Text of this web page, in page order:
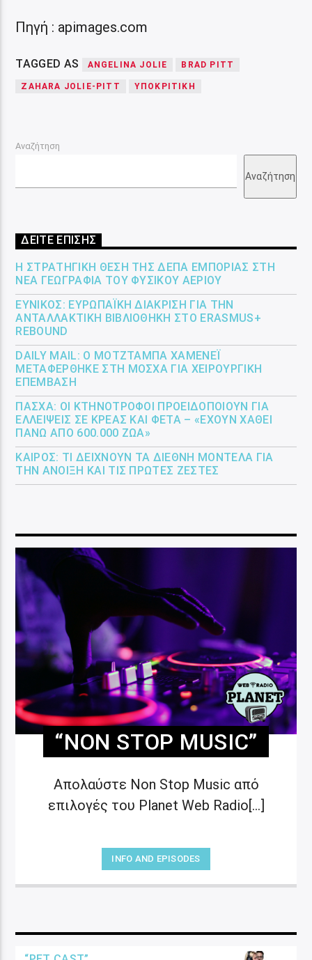
Πηγή : apimages.com
TAGGED AS ANGELINA JOLIE BRAD PITT
ZAHARA JOLIE-PITT ΥΠΟΚΡΙΤΙΚΉ
Αναζήτηση
Αναζήτηση
ΔΕΙΤΕ ΕΠΙΣΗΣ
Η ΣΤΡΑΤΗΓΙΚΉ ΘΈΣΗ ΤΗΣ ΔΕΠΑ ΕΜΠΟΡΊΑΣ ΣΤΗ
ΝΈΑ ΓΕΩΓΡΑΦΊΑ ΤΟΥ ΦΥΣΙΚΟΎ ΑΕΡΊΟΥ
ΕΎΝΙΚΟΣ: ΕΥΡΩΠΑΪΚΉ ΔΙΆΚΡΙΣΗ ΓΙΑ ΤΗΝ
ΑΝΤΑΛΛΑΚΤΙΚΉ ΒΙΒΛΙΟΘΉΚΗ ΣΤΟ ERASMUS+
REBOUND
DAILY MAIL: Ο ΜΟΤΖΤΆΜΠΑ ΧΑΜΕΝΕΪ́
ΜΕΤΑΦΈΡΘΗΚΕ ΣΤΗ ΜΌΣΧΑ ΓΙΑ ΧΕΙΡΟΥΡΓΙΚΉ
ΕΠΈΜΒΑΣΗ
ΠΆΣΧΑ: ΟΙ ΚΤΗΝΟΤΡΌΦΟΙ ΠΡΟΕΙΔΟΠΟΙΟΎΝ ΓΙΑ
ΕΛΛΕΊΨΕΙΣ ΣΕ ΚΡΈΑΣ ΚΑΙ ΦΈΤΑ – «ΈΧΟΥΝ ΧΑΘΕΊ
ΠΆΝΩ ΑΠΌ 600.000 ΖΏΑ»
ΚΑΙΡΌΣ: ΤΙ ΔΕΊΧΝΟΥΝ ΤΑ ΔΙΕΘΝΉ ΜΟΝΤΈΛΑ ΓΙΑ
ΤΗΝ ΆΝΟΙΞΗ ΚΑΙ ΤΙΣ ΠΡΏΤΕΣ ΖΈΣΤΕΣ
“NON STOP MUSIC”
Απολαύστε Non Stop Music από
επιλογές του Planet Web Radio[...]
INFO AND EPISODES